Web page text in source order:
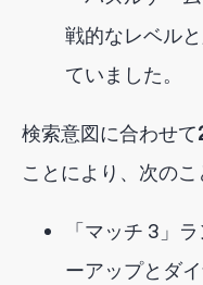
戦的なレベル
ていました。
検索意図に合わせて
ことにより 、次のこ
「マッチ 3」
ーアップとダ